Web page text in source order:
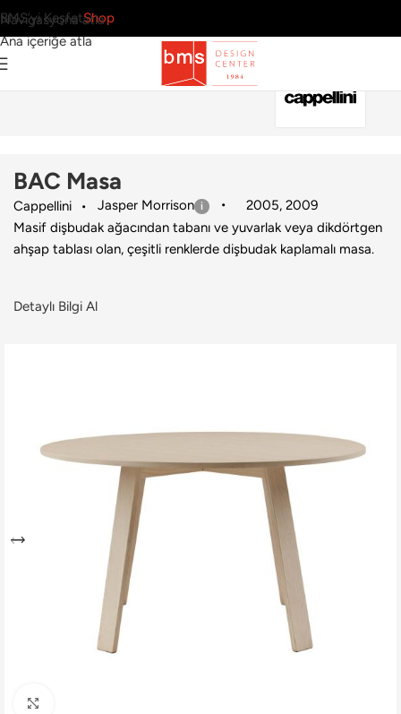
Navigasyona atla
Ana içeriğe atla
BMS’yi KeşfetShop
Cappellini›BAC Masa
BAC Masa
Cappellini Jasper Morrison 2005,2009
Masif dişbudak ağacından tabanı ve yuvarlak veya dikdörtgen
ahşap tablası olan, çeşitli renklerde dişbudak kaplamalı masa.
Detaylı Bilgi Al